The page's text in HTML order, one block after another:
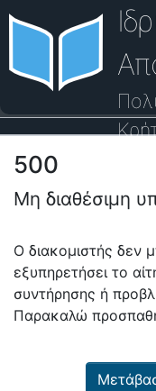
Οδηγός Βοήθειας
500
Μη διαθέσιμη
Ο διακομιστής δεν
εξυπηρετήσει το
συντήρησης ή
Παρακαλώ